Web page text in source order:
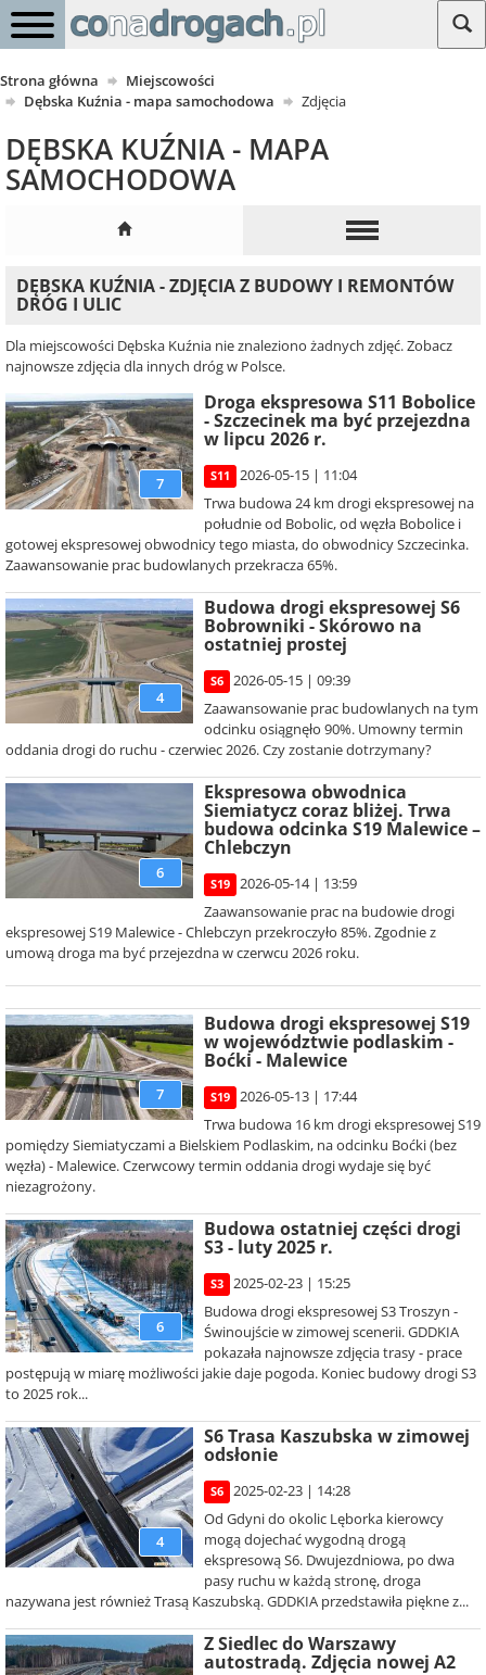
Strona główna
Miejscowości
Dębska Kuźnia - mapa samochodowa
Zdjęcia
DĘBSKA KUŹNIA - MAPA
SAMOCHODOWA
DĘBSKA KUŹNIA - ZDJĘCIA Z BUDOWY I REMONTÓW
DRÓG I ULIC
Dla miejscowości Dębska Kuźnia nie znaleziono żadnych zdjęć. Zobacz
najnowsze zdjęcia dla innych dróg w Polsce.
7
Droga ekspresowa S11 Bobolice
- Szczecinek ma być przejezdna
w lipcu 2026 r.
S11
2026-05-15 | 11:04
Trwa budowa 24 km drogi ekspresowej na
południe od Bobolic, od węzła Bobolice i
gotowej ekspresowej obwodnicy tego miasta, do obwodnicy Szczecinka.
Zaawansowanie prac budowlanych przekracza 65%.
4
Budowa drogi ekspresowej S6
Bobrowniki - Skórowo na
ostatniej prostej
S6
2026-05-15 | 09:39
Zaawansowanie prac budowlanych na tym
odcinku osiągnęło 90%. Umowny termin
oddania drogi do ruchu - czerwiec 2026. Czy zostanie dotrzymany?
6
Ekspresowa obwodnica
Siemiatycz coraz bliżej. Trwa
budowa odcinka S19 Malewice –
Chlebczyn
S19
2026-05-14 | 13:59
Zaawansowanie prac na budowie drogi
ekspresowej S19 Malewice - Chlebczyn przekroczyło 85%. Zgodnie z
umową droga ma być przejezdna w czerwcu 2026 roku.
7
Budowa drogi ekspresowej S19
w województwie podlaskim -
Boćki - Malewice
S19
2026-05-13 | 17:44
Trwa budowa 16 km drogi ekspresowej S19
pomiędzy Siemiatyczami a Bielskiem Podlaskim, na odcinku Boćki (bez
węzła) - Malewice. Czerwcowy termin oddania drogi wydaje się być
niezagrożony.
6
Budowa ostatniej części drogi
S3 - luty 2025 r.
S3
2025-02-23 | 15:25
Budowa drogi ekspresowej S3 Troszyn -
Świnoujście w zimowej scenerii. GDDKIA
pokazała najnowsze zdjęcia trasy - prace
postępują w miarę możliwości jakie daje pogoda. Koniec budowy drogi S3
to 2025 rok...
4
S6 Trasa Kaszubska w zimowej
odsłonie
S6
2025-02-23 | 14:28
Od Gdyni do okolic Lęborka kierowcy
mogą dojechać wygodną drogą
ekspresową S6. Dwujezdniowa, po dwa
pasy ruchu w każdą stronę, droga
nazywana jest również Trasą Kaszubską. GDDKIA przedstawiła piękne z...
Z Siedlec do Warszawy
autostradą. Zdjęcia nowej A2